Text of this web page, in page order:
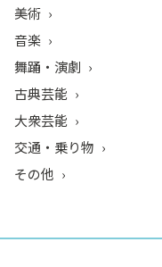
美術
音楽
舞踊・演劇
古典芸能
大衆芸能
交通・乗り物
その他